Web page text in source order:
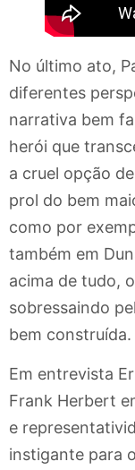
No último ato,
diferentes
narrativa bem
herói que
a cruel opção
prol do bem
como por
também em
acima de tudo,
sobressaindo
bem construída.
Em entrevista
Frank Herbert
e
instigante para